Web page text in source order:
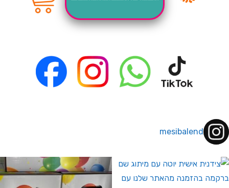
mesibalend
לחברי מועדון ומצטרפים חדשים🤍